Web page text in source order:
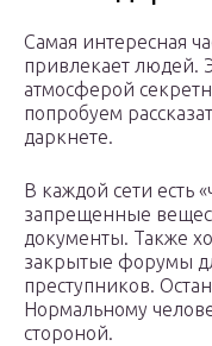
Самая интересная
привлекает людей.
атмосферой
попробуем
даркнете.
В каждой сети есть
запрещенные
документы. Также
закрытые форумы
преступников.
Нормальному
стороной.